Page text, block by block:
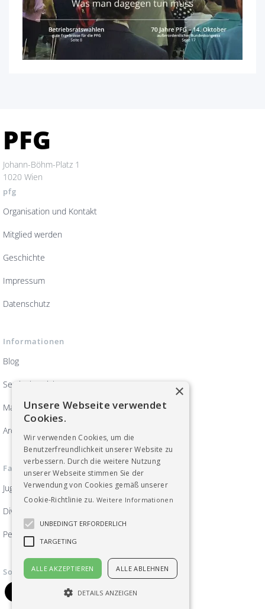
PFG
Johann-Böhm-Platz 1
1020 Wien
pfg
Organisation und Kontakt
Mitglied werden
Geschichte
Impressum
Datenschutz
Informationen
Blog
Servicebereich
Magazin ArbeitsWelten
Archiv
Fachgruppen
Jugend
Diversität, Frauen und Gleichberechtigung
Pensionist_innen
Soziale Medien
×
Unsere Webseite verwendet
Cookies.
Wir verwenden Cookies, um die
Benutzerfreundlichkeit unserer Website zu
verbessern. Durch die weitere Nutzung
unserer Webseite stimmen Sie der
Verwendung von Cookies gemäß unserer
Cookie-Richtlinie zu. Weitere Informationen
UNBEDINGT ERFORDERLICH
TARGETING
ALLE AKZEPTIEREN ALLE ABLEHNEN
DETAILS ANZEIGEN